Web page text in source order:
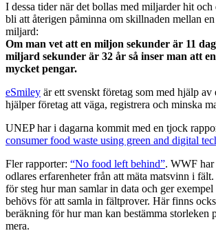
I dessa tider när det bollas med miljarder hit
bli att återigen påminna om skillnaden mellan
miljard:
Om man vet att en miljon sekunder är 11
miljard sekunder är 32 år så inser man att
mycket pengar.
eSmiley är ett svenskt företag som med hjälp
hjälper företag att väga, registrera och minska
UNEP har i dagarna kommit med en tjock
consumer food waste using green and digital
Fler rapporter: “No food left behind”. WWF har
odlares erfarenheter från att mäta matsvinn i
för steg hur man samlar in data och ger
behövs för att samla in fältprover. Här finns
beräkning för hur man kan bestämma storleken
mera.